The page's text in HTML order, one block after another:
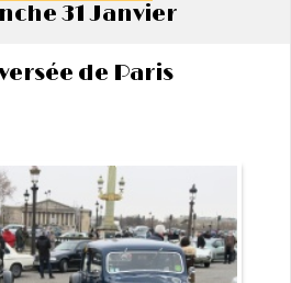
31 Janvier
de Paris